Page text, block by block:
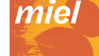
Theater BAden
Europäischen
Förderer und